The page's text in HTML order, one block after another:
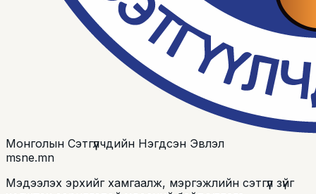
Монголын Сэтгүүлчдийн Нэгдсэн Эвлэл
msne.mn
Мэдээлэх эрхийг хамгаалж, мэргэжлийн сэтгүүл зүйг